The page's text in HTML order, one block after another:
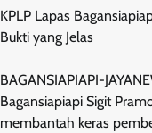
KPLP Lapas
Bukti yang Jelas
BAGANSIAPIAPI-
Bagansiapiapi Sigit
membantah keras